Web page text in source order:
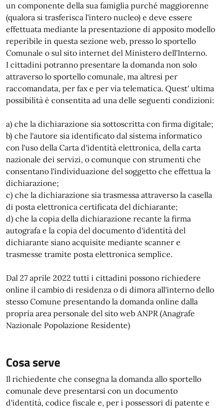
un componente della sua famiglia purché maggiorenne
(qualora si trasferisca l'intero nucleo) e deve essere
effettuata mediante la presentazione di apposito modello
reperibile in questa sezione web, presso lo sportello
Comunale o sul sito internet del Ministero dell'Interno.
I cittadini potranno presentare la domanda non solo
attraverso lo sportello comunale, ma altresì per
raccomandata, per fax e per via telematica. Quest' ultima
possibilità è consentita ad una delle seguenti condizioni:
a) che la dichiarazione sia sottoscritta con firma digitale;
b) che l'autore sia identificato dal sistema informatico
con l'uso della Carta d'identità elettronica, della carta
nazionale dei servizi, o comunque con strumenti che
consentano l'individuazione del soggetto che effettua la
dichiarazione;
c) che la dichiarazione sia trasmessa attraverso la casella
di posta elettronica certificata del dichiarante;
d) che la copia della dichiarazione recante la firma
autografa e la copia del documento d'identità del
dichiarante siano acquisite mediante scanner e
trasmesse tramite posta elettronica semplice.
Dal 27 aprile 2022 tutti i cittadini possono richiedere
online il cambio di residenza o di dimora all'interno dello
stesso Comune presentando la domanda online dalla
propria area personale del sito web ANPR (Anagrafe
Nazionale Popolazione Residente)
Cosa serve
Il richiedente che consegna la domanda allo sportello
comunale deve presentarsi con un documento
d'identità, codice fiscale e, per i possessori di patente e